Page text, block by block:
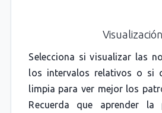
Visualización
Selecciona si visualizar las
los intervalos relativos o si
limpia para ver mejor los
Recuerda que aprender